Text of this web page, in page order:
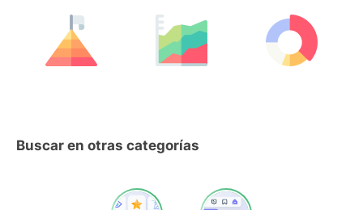
Buscar en otras categorías